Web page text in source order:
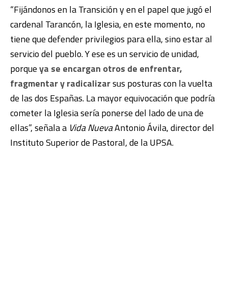
“Fijándonos en la Transición y en el papel que jugó el
cardenal Tarancón, la Iglesia, en este momento, no
tiene que defender privilegios para ella, sino estar al
servicio del pueblo. Y ese es un servicio de unidad,
porqueya se encargan otros de enfrentar,
fragmentar y radicalizarsus posturas con la vuelta
de las dos Españas. La mayor equivocación que podría
cometer la Iglesia sería ponerse del lado de una de
ellas”, señala a Vida NuevaAntonio Ávila, director del
Instituto Superior de Pastoral, de la UPSA.